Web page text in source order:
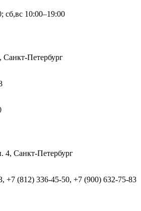
сб,вс 10:00–19:00
Петербург
4, Санкт-Петербург
+7 (812) 336-45-50, +7 (900) 632-75-83